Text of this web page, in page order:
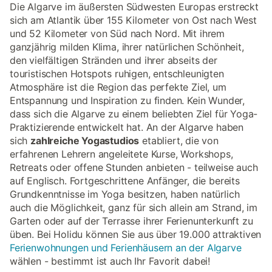
Die Algarve im äußersten Südwesten Europas erstreckt
sich am Atlantik über 155 Kilometer von Ost nach West
und 52 Kilometer von Süd nach Nord. Mit ihrem
ganzjährig milden Klima, ihrer natürlichen Schönheit,
den vielfältigen Stränden und ihrer abseits der
touristischen Hotspots ruhigen, entschleunigten
Atmosphäre ist die Region das perfekte Ziel, um
Entspannung und Inspiration zu finden. Kein Wunder,
dass sich die Algarve zu einem beliebten Ziel für Yoga-
Praktizierende entwickelt hat. An der Algarve haben
sich zahlreiche Yogastudios etabliert, die von
erfahrenen Lehrern angeleitete Kurse, Workshops,
Retreats oder offene Stunden anbieten - teilweise auch
auf Englisch. Fortgeschrittene Anfänger, die bereits
Grundkenntnisse im Yoga besitzen, haben natürlich
auch die Möglichkeit, ganz für sich allein am Strand, im
Garten oder auf der Terrasse ihrer Ferienunterkunft zu
üben. Bei Holidu können Sie aus über 19.000 attraktiven
Ferienwohnungen und Ferienhäusern an der Algarve
wählen - bestimmt ist auch Ihr Favorit dabei!